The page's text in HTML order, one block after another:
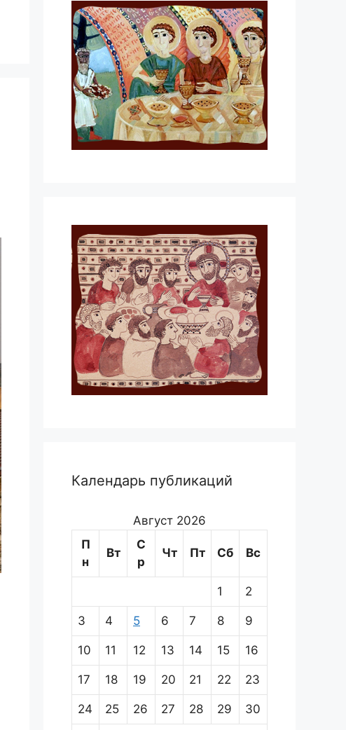
Календарь публикаций
Август 2026
П
н
Вт
С
р
Чт Пт Сб Вс
1 2
3 4 5 6 7 8 9
10 11 12 13 14 15 16
17 18 19 20 21 22 23
24 25 26 27 28 29 30